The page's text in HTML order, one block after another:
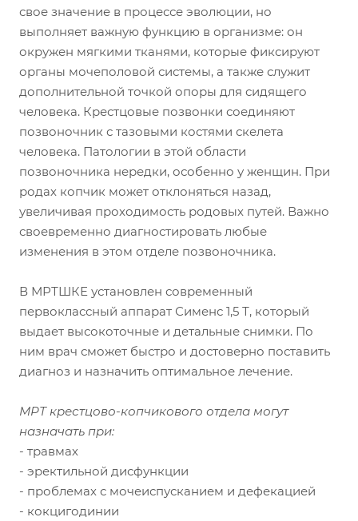
свое значение в процессе эволюции, но
выполняет важную функцию в организме: он
окружен мягкими тканями, которые фиксируют
органы мочеполовой системы, а также служит
дополнительной точкой опоры для сидящего
человека. Крестцовые позвонки соединяют
позвоночник с тазовыми костями скелета
человека. Патологии в этой области
позвоночника нередки, особенно у женщин. При
родах копчик может отклоняться назад,
увеличивая проходимость родовых путей. Важно
своевременно диагностировать любые
изменения в этом отделе позвоночника.
В МРТШКЕ установлен современный
первоклассный аппарат Сименс 1,5 Т, который
выдает высокоточные и детальные снимки. По
ним врач сможет быстро и достоверно поставить
диагноз и назначить оптимальное лечение.
МРТ крестцово-копчикового отдела могут
назначать при:
- травмах
- эректильной дисфункции
- проблемах с мочеиспусканием и дефекацией
- кокцигодинии